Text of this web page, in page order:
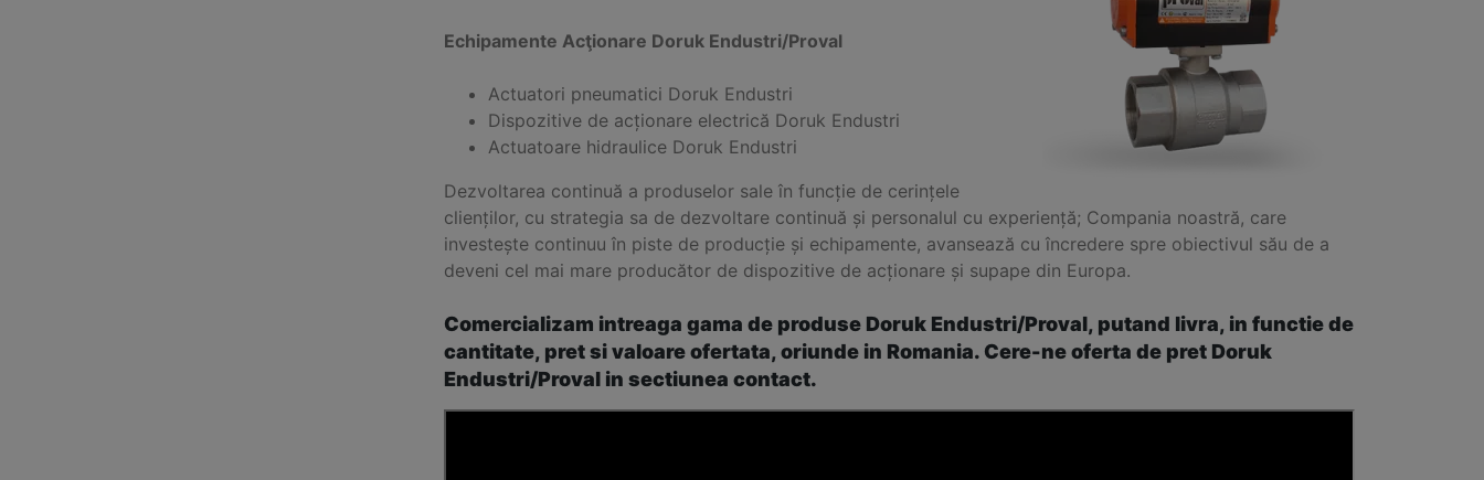
Echipamente Acţionare Doruk Endustri/Proval
Actuatori pneumatici Doruk Endustri
Dispozitive de acționare electrică Doruk Endustri
Actuatoare hidraulice Doruk Endustri
Dezvoltarea continuă a produselor sale în funcție de cerințele
clienților, cu strategia sa de dezvoltare continuă și personalul cu experiență; Compania noastră, care
investește continuu în piste de producție și echipamente, avansează cu încredere spre obiectivul său de a
deveni cel mai mare producător de dispozitive de acționare și supape din Europa.
Comercializam intreaga gama de produse Doruk Endustri/Proval, putand livra, in functie de
cantitate, pret si valoare ofertata, oriunde in Romania. Cere-ne oferta de pret Doruk
Endustri/Proval in sectiunea contact.